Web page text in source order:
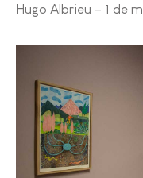
Hugo Albrieu – 1 de